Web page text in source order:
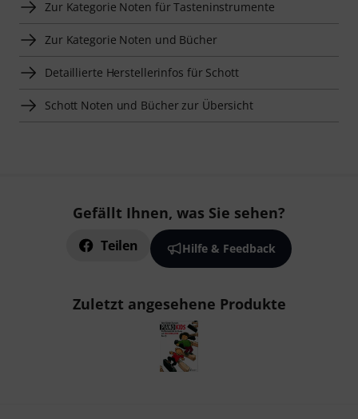
Zur Kategorie Noten für Tasteninstrumente
Zur Kategorie Noten und Bücher
Detaillierte Herstellerinfos für Schott
Schott Noten und Bücher zur Übersicht
Gefällt Ihnen, was Sie sehen?
Teilen Hilfe & Feedback
Zuletzt angesehene Produkte